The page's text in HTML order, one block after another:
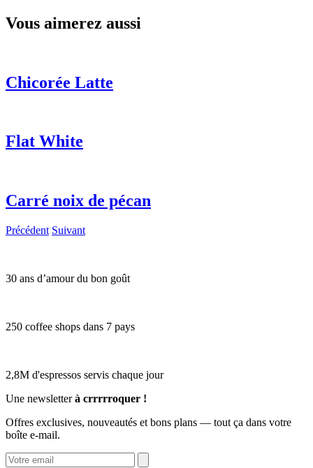
Vous aimerez aussi
Chicorée Latte
Flat White
Carré noix de pécan
Précédent Suivant
30 ans d’amour du bon goût
250 coffee shops dans 7 pays
2,8M d'espressos servis chaque jour
Une newsletterà crrrrroquer !
Offres exclusives, nouveautés et bons plans — tout ça dans votre
boîte e-mail.